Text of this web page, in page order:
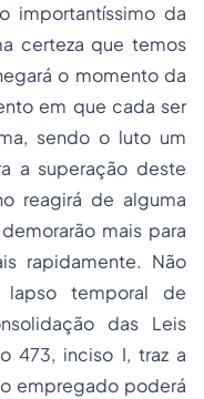
importantíssimo da
certeza que temos
o momento da
em que cada ser
sendo o luto um
a superação deste
reagirá de alguma
mais para
rapidamente. Não
temporal de
das Leis
473, inciso I, traz a
empregado poderá